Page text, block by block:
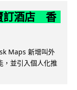
訂酒店 香
Maps 新增叫外
，並引入個人化推